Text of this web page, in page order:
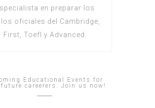
en preparar los
oficiales del Cambridge,
First, Toefl y Advanced.
Educational Events for
careerers. Join us now!